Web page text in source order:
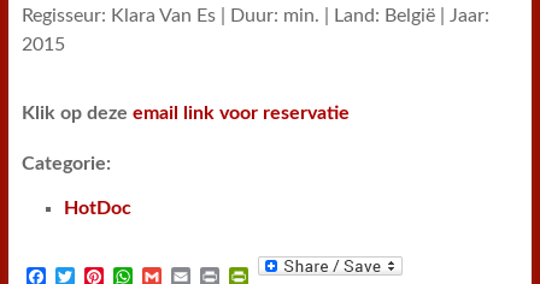
Regisseur: Klara Van Es | Duur: min. | Land: België | Jaar:
2015
Klik op deze email link voor reservatie
Categorie:
HotDoc
W
G
P